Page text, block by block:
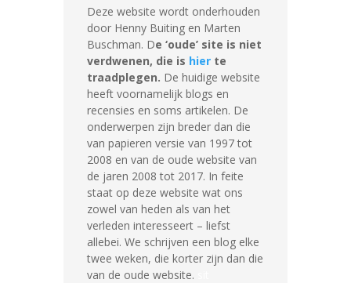
Deze website wordt onderhouden
door Henny Buiting en Marten
Buschman. De ‘oude’ site is niet
verdwenen, die is hierte
traadplegen. De huidige website
heeft voornamelijk blogs en
recensies en soms artikelen. De
onderwerpen zijn breder dan die
van papieren versie van 1997 tot
2008 en van de oude website van
de jaren 2008 tot 2017. In feite
staat op deze website wat ons
zowel van heden als van het
verleden interesseert – liefst
allebei. We schrijven een blog elke
twee weken, die korter zijn dan die
van de oude website.